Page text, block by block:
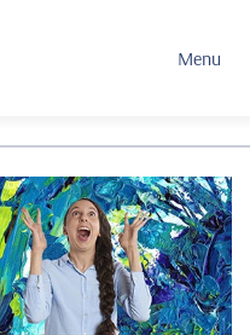
Menu